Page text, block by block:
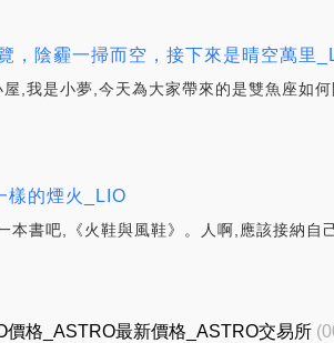
，陰霾一掃而空，接下來是晴空萬里
,我是小夢,今天為大家帶來的是雙魚座如
樣的煙火_LIO
本書吧,《火鞋與風鞋》。人啊,應該接納
格_ASTRO最新價格_ASTRO交易所